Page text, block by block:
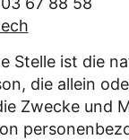
Stelle ist die
die allein
Zwecke und